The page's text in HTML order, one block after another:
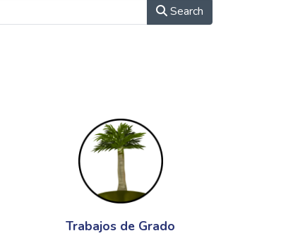
Search
Trabajos de Grado